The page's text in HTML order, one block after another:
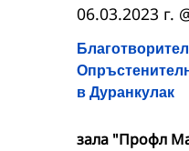
в Дуранкулак
06.03.2023 г.
зала "Профл